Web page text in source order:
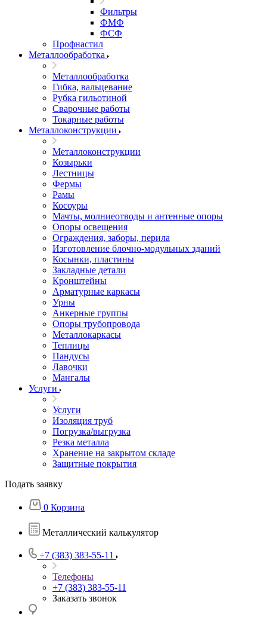
Фильтры
ФМФ
ФСФ
Профнастил
Металлообработка
Металлообработка
Гибка, вальцевание
Рубка гильотиной
Сварочные работы
Токарные работы
Металлоконструкции
Металлоконструкции
Козырьки
Лестницы
Фермы
Рамы
Косоуры
Мачты, молниеотводы и антенные опоры
Опоры освещения
Ограждения, заборы, перила
Изготовление блочно-модульных зданий
Косынки, пластины
Закладные детали
Кронштейны
Арматурные каркасы
Урны
Анкерные группы
Опоры трубопровода
Металлокаркасы
Теплицы
Пандусы
Лавочки
Мангалы
Услуги
Услуги
Изоляция труб
Погрузка/выгрузка
Резка металла
Хранение на закрытом складе
Защитные покрытия
Подать заявку
0 Корзина
Металлический калькулятор
+7 (383) 383-55-11
Телефоны
+7 (383) 383-55-11
Заказать звонок